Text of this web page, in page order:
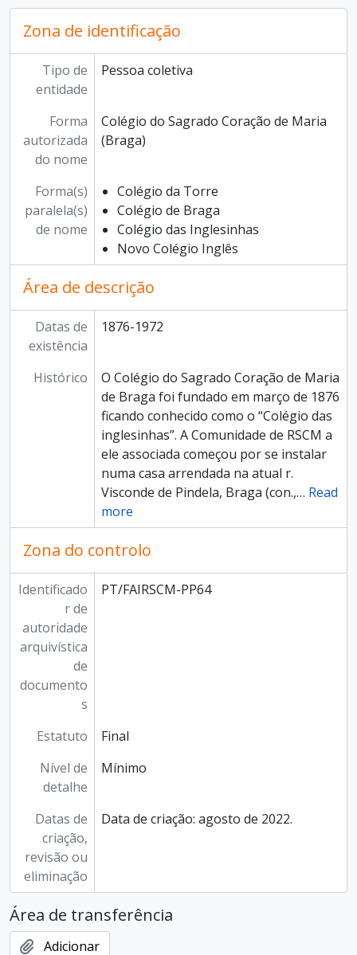
Zona de identificação
Tipo de
entidade
Pessoa coletiva
Forma
autorizada
do nome
Colégio do Sagrado Coração de Maria
(Braga)
Forma(s)
paralela(s)
de nome
Colégio da Torre
Colégio de Braga
Colégio das Inglesinhas
Novo Colégio Inglês
Área de descrição
Datas de
existência
1876-1972
Histórico
O Colégio do Sagrado Coração de Maria
de Braga foi fundado em março de 1876
ficando conhecido como o “Colégio das
inglesinhas”. A Comunidade de RSCM a
ele associada começou por se instalar
numa casa arrendada na atual r.
Visconde de Pindela, Braga (con.,… Read
more
Zona do controlo
Identificado
r de
autoridade
arquivística
de
documento
s
PT/FAIRSCM-PP64
Estatuto
Final
Nível de
detalhe
Mínimo
Datas de
criação,
revisão ou
eliminação
Data de criação: agosto de 2022.
Área de transferência
Adicionar